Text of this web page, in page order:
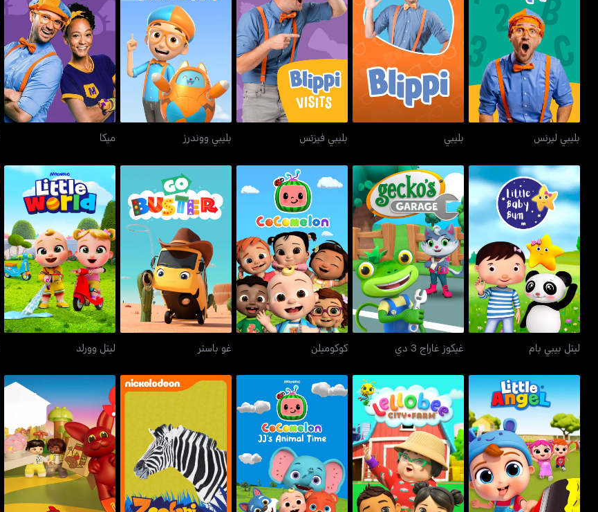
بليبي ليرنس
بليبي ليرنس
بليبي
بليبي
بليبي فيزتس
بليبي فيزتس
بليبي ووندرز
بليبي ووندرز
ميكا
ميكا
ليتل بيبي بام
ليتل بيبي بام
غيكوز غاراج 3 دي
غيكوز غاراج 3 دي
كوكوميلن
كوكوميلن
غو باستر
غو باستر
ليتل وورلد
ليتل وورلد
ليتل أنجل ليلوبي سيتي فارم جي جيز أنيمال تايم زوفاري دوپلو أدفنتشرز